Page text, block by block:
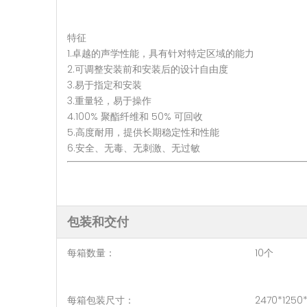
特征
1.卓越的声学性能，具有针对特定区域的能力
2.可调整安装前和安装后的设计自由度
3.易于指定和安装
3.重量轻，易于操作
4.100% 聚酯纤维和 50% 可回收
5.高度耐用，提供长期稳定性和性能
6.安全、无毒、无刺激、无过敏
包装和交付
每箱数量： 10个
每箱包装尺寸：